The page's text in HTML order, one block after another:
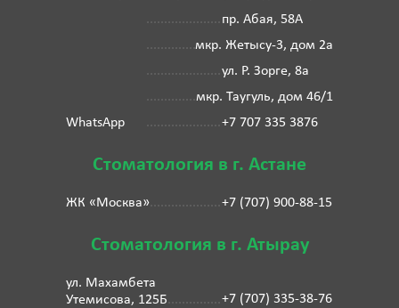
пр. Абая, 58А
мкр. Жетысу-3, дом 2а
ул. Р. Зорге, 8а
мкр. Таугуль, дом 46/1
WhatsApp
+7 707 335 3876
Стоматология в г. Астане
ЖК «Москва» +7 (707) 900-88-15
Стоматология в г. Атырау
ул. Махамбета
Утемисова, 125Б
+7 (707) 335-38-76